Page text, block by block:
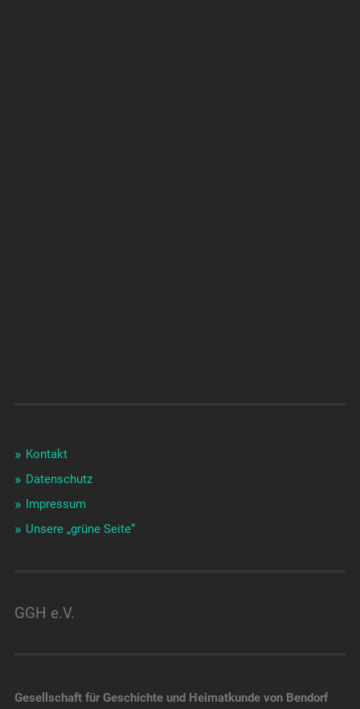
Kontakt
Datenschutz
Impressum
Unsere „grüne Seite“
GGH e.V.
Gesellschaft für Geschichte und Heimatkunde von Bendorf